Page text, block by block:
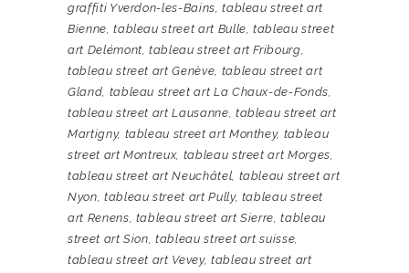
graffiti Yverdon-les-Bains,tableau street art
Bienne,tableau street art Bulle,tableau street
art Delémont,tableau street art Fribourg,
tableau street art Genève, tableau street art
Gland, tableau street art La Chaux-de-Fonds,
tableau street art Lausanne, tableau street art
Martigny, tableau street art Monthey, tableau
street art Montreux, tableau street art Morges,
tableau street art Neuchâtel, tableau street art
Nyon, tableau street art Pully, tableau street
art Renens, tableau street art Sierre,tableau
street art Sion,tableau street art suisse,
tableau street art Vevey, tableau street art